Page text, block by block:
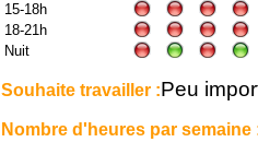
15-18h
18-21h
Nuit
Souhaite travailler :Peu
Nombre d'heures par semaine